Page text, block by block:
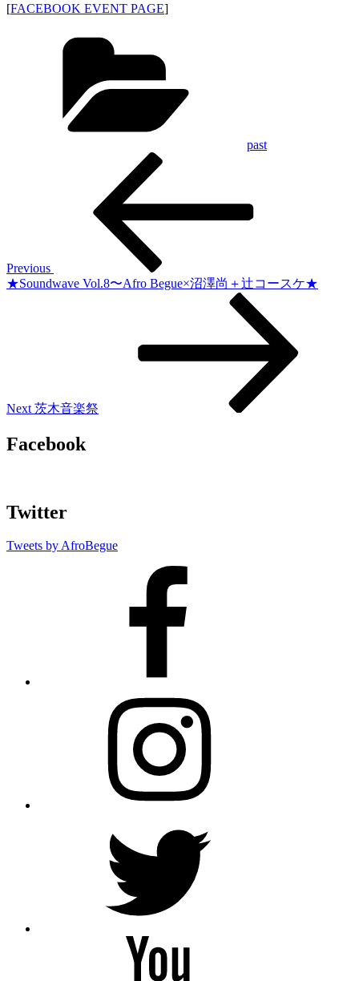
[FACEBOOK EVENT PAGE]
past
ゲ
ー
Previous
★Soundwave Vol.8〜Afro Begue×沼澤尚＋辻コースケ★
Next 茨木音楽祭
Facebook
Twitter
Tweets by AfroBegue